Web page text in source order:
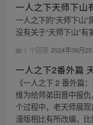
一人之下天师下山
一人之下的“天师下山
没有关于“天师下山”有
1 个回答 2024年09月
一人之下2番外篇
《一人之下 2 番外篇
维为给师弟田晋中报
个过程中，老天师展
漫版相比有所改编，